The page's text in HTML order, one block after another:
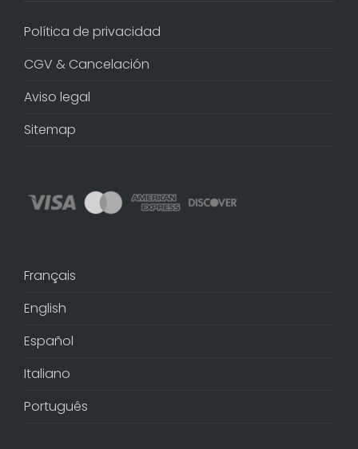
Política de privacidad
CGV & Cancelación
Aviso legal
Sitemap
Français
English
Español
Italiano
Português